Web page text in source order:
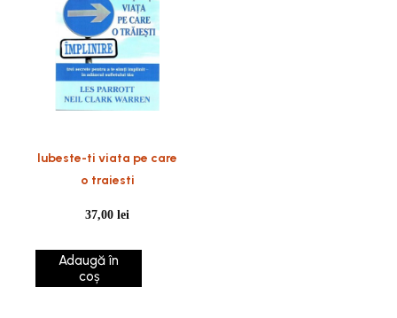
Iubeste-ti viata pe care
o traiesti
37,00lei
Adaugă în
coș